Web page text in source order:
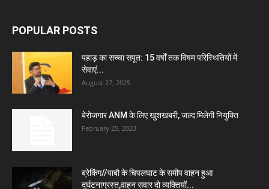
POPULAR POSTS
पहाड़ का सच्चा सपूत: 15 वर्षों तक विषम परिस्थितियों में
सेवाएं...
August 27, 2025
बेरोजगार ANM के लिए खुशखबरी, जल्द मिलेगी नियुक्ति
February 25, 2023
ब्रेकिंग//पाबौ के चिपलघाट के समीप वाहन हुआ
दुर्घटनाग्रस्त,वाहन सवार दो व्यक्तियों...